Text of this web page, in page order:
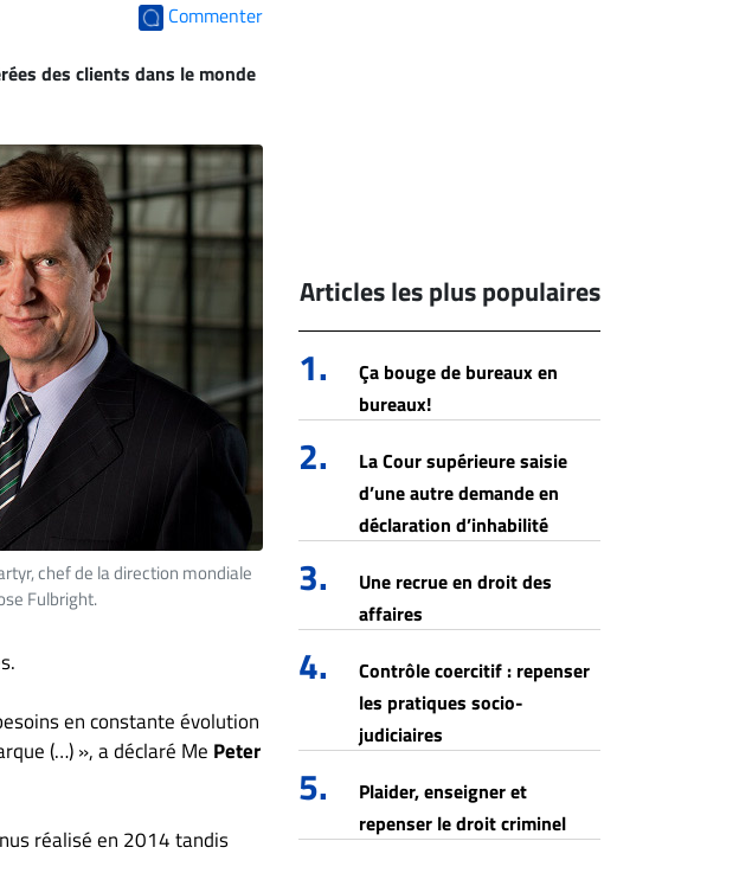
Commenter
des clients dans le monde
chef de la direction mondiale
Fulbright.
en constante évolution
(…) », a déclaré Me Peter
réalisé en 2014 tandis
Articles les plus populaires
1.
Ça bouge de bureaux en
bureaux!
2.
La Cour supérieure saisie
d’une autre demande en
déclaration d’inhabilité
3.
Une recrue en droit des
affaires
4.
Contrôle coercitif : repenser
les pratiques socio-
judiciaires
5.
Plaider, enseigner et
repenser le droit criminel